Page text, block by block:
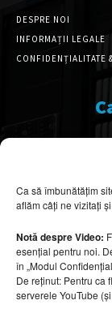
Ca să îmbunătățim
aflăm câți ne vizitați
Notă despre Video:
esențial pentru noi.
în „Modul
De reținut: Pentru ca
serverele YouTube
DESPRE NOI
INFORMAȚII LEGALE
CONFIDENȚIALITATE
Cele mai